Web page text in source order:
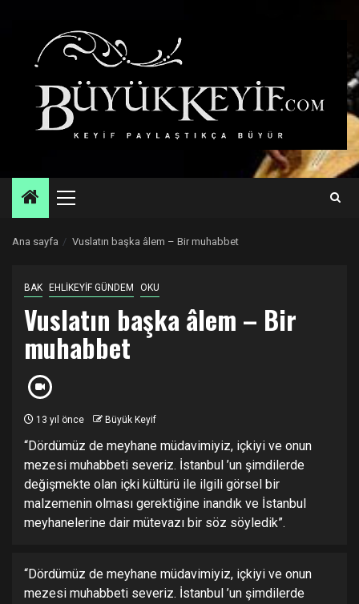
Primary
Ana sayfa Vuslatın başka âlem – Bir muhabbet
BAK EHLİKEYİF GÜNDEM OKU
Vuslatın başka âlem – Bir
muhabbet
13 yıl önce Büyük Keyif
“Dördümüz de meyhane müdavimiyiz, içkiyi ve onun
mezesi muhabbeti severiz. İstanbul ’un şimdilerde
değişmekte olan içki kültürü ile ilgili görsel bir
malzemenin olması gerektiğine inandık ve İstanbul
meyhanelerine dair mütevazı bir söz söyledik”.
“Dördümüz de meyhane müdavimiyiz, içkiyi ve onun
mezesi muhabbeti severiz. İstanbul ’un şimdilerde